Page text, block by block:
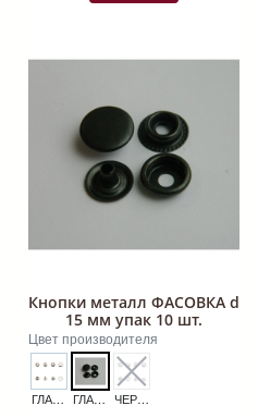
Кнопки металл ФАСОВКА d
15 мм упак 10 шт.
Цвет производителя
ГЛАДКИЕ НИКЕЛЬ КНОПКИ МЕТАЛЛ ФАСОВКА D 15 ММ УПАК 10 ШТ. ГЛАДКИЕ ОКСИД КНОПКИ МЕТАЛЛ ФАСОВКА D 15 ММ УПАК 10 ШТ. ЧЕРНЫЙ НИКЕЛЬ КНОПКИ МЕТАЛЛ ФАСОВКА D 15 ММ УПАК 10 ШТ.